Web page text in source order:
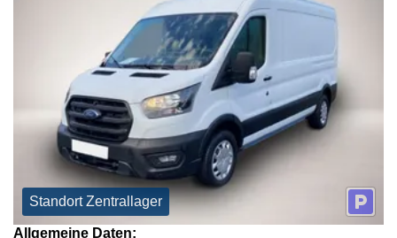
Standort Zentrallager
Allgemeine Daten: